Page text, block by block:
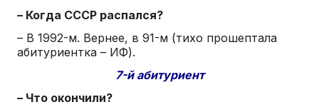
– Когда СССР распался?
– В 1992-м. Вернее, в 91-м (тихо прошептала
абитуриентка – ИФ).
7-й абитуриент
– Что окончили?